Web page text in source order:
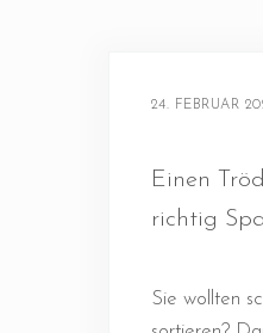
24. FEBRUAR
Einen
richtig
Sie wollten